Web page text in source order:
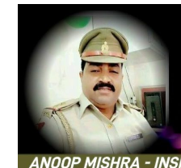
स्वच्छता
का
दिया
सन्देश